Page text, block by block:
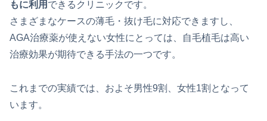
もに利用 できるクリニックです。
さまざまなケースの薄毛・抜け毛に対応できますし、
AGA治療薬が使えない女性にとっては、自毛植毛は高い
治療効果が期待できる手法の一つです。
これまでの実績では、およそ男性9割、女性1割となって
います。